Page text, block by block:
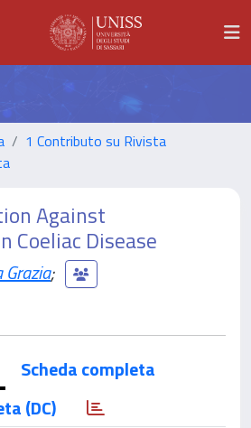
1 Contributo su Rivista
Against
Coeliac Disease
Grazia;
Scheda completa
(DC)